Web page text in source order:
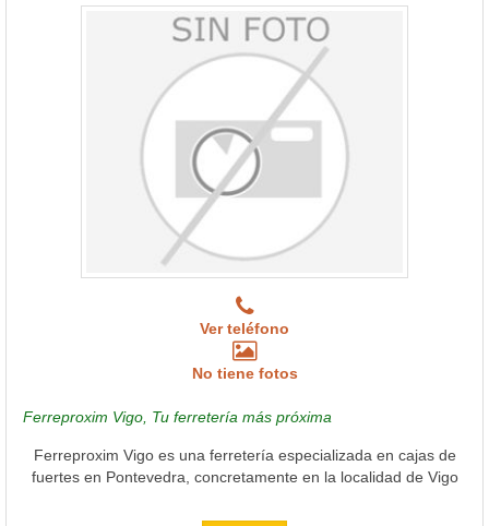
Ver teléfono
No tiene fotos
Ferreproxim Vigo, Tu ferretería más próxima
Ferreproxim Vigo es una ferretería especializada en cajas de
fuertes en Pontevedra, concretamente en la localidad de Vigo